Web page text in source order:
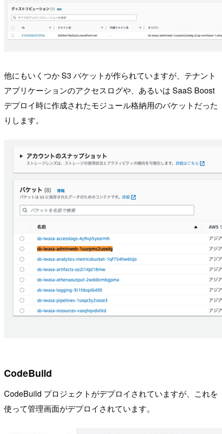
他にもいくつか S3 バケットが作られていますが、テナント
アプリケーションのアクセスログや、あるいは SaaS Boost
デプロイ時に作成されたモジュール格納用のバケットだった
りします。
CodeBuild
CodeBuild プロジェクトがデプロイされていますが、これを
使って管理画面がデプロイされています。